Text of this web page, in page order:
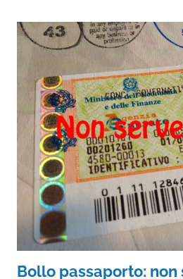
Bollo passaporto: non